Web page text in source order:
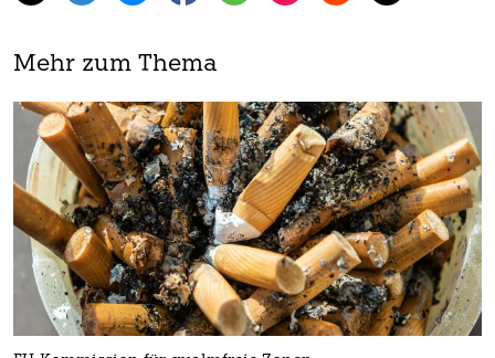
Mehr zum Thema